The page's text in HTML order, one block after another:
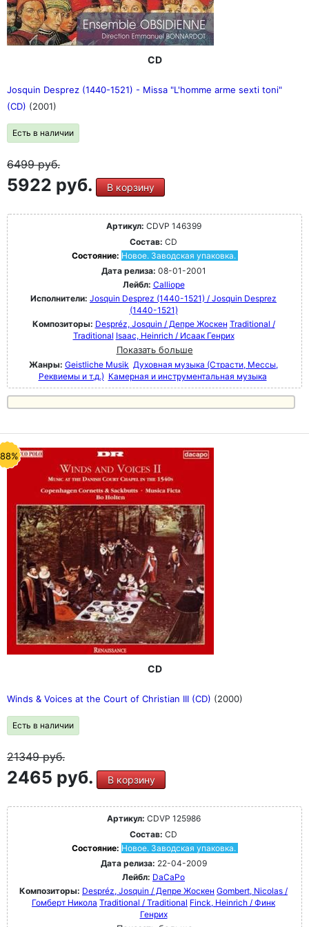
CD
Josquin Desprez (1440-1521) - Missa "L'homme arme sexti toni"
(CD) (2001)
Есть в наличии
6499руб.
5922 руб. В корзину
Артикул: CDVP 146399
Состав: CD
Состояние: Новое. Заводская упаковка.
Дата релиза: 08-01-2001
Лейбл: Calliope
Исполнители: Josquin Desprez (1440-1521) / Josquin Desprez
(1440-1521)
Композиторы: Despréz, Josquin / Депре Жоскен Traditional /
Traditional Isaac, Heinrich / Исаак Генрих
Показать больше
Жанры: Geistliche Musik Духовная музыка (Страсти, Мессы,
Реквиемы и т.д.) Камерная и инструментальная музыка
CD
Winds & Voices at the Court of Christian III (CD) (2000)
Есть в наличии
21349руб.
2465 руб. В корзину
Артикул: CDVP 125986
Состав: CD
Состояние: Новое. Заводская упаковка.
Дата релиза: 22-04-2009
Лейбл: DaCaPo
Композиторы: Despréz, Josquin / Депре Жоскен Gombert, Nicolas /
Гомберт Никола Traditional / Traditional Finck, Heinrich / Финк
Генрих